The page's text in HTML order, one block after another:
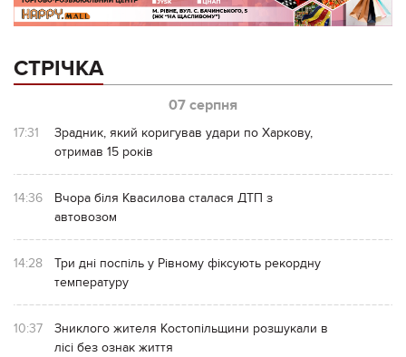
СТРІЧКА
07 серпня
17:31
Зрадник, який коригував удари по Харкову,
отримав 15 років
14:36
Вчора біля Квасилова сталася ДТП з
автовозом
14:28
Три дні поспіль у Рівному фіксують рекордну
температуру
10:37
Зниклого жителя Костопільщини розшукали в
лісі без ознак життя